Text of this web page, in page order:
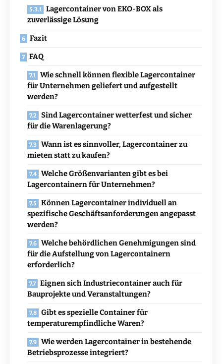
Lagercontainer von EKO-BOX als
zuverlässige Lösung
Fazit
FAQ
Wie schnell können flexible Lagercontainer
für Unternehmen geliefert und aufgestellt
werden?
Sind Lagercontainer wetterfest und sicher
für die Warenlagerung?
Wann ist es sinnvoller, Lagercontainer zu
mieten statt zu kaufen?
Welche Größenvarianten gibt es bei
Lagercontainern für Unternehmen?
Können Lagercontainer individuell an
spezifische Geschäftsanforderungen angepasst
werden?
Welche behördlichen Genehmigungen sind
für die Aufstellung von Lagercontainern
erforderlich?
Eignen sich Industriecontainer auch für
Bauprojekte und Veranstaltungen?
Gibt es spezielle Container für
temperaturempfindliche Waren?
Wie werden Lagercontainer in bestehende
Betriebsprozesse integriert?